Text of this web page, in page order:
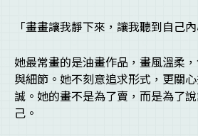
「畫畫讓我靜下來，讓我聽到自己
她最常畫的是油畫作品，畫風溫柔
與細節。她不刻意追求形式，更關
誠。她的畫不是為了賣，而是為了
己。